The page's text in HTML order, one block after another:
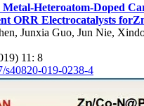
Heteroatom-Doped
ORR Electrocatalysts
Junxia Guo, Jun Nie,
11: 8
s40820-019-0238-4